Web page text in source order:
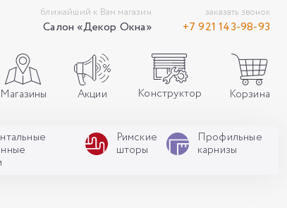
ближайший к Вам магазин
Салон «Декор Окна»
заказать звонок
+7 921 143-98-93
Магазины Акции Конструктор Корзина
Римские
шторы
Профильные
карнизы